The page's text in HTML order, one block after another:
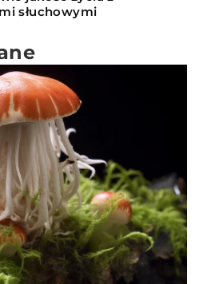
słuchowymi